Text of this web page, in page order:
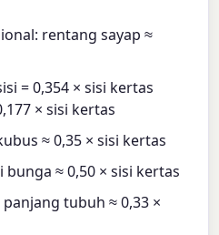
rentang sayap ≈
= 0,354 × sisi kertas
× sisi kertas
≈ 0,35 × sisi kertas
bunga ≈ 0,50 × sisi kertas
tubuh ≈ 0,33 ×